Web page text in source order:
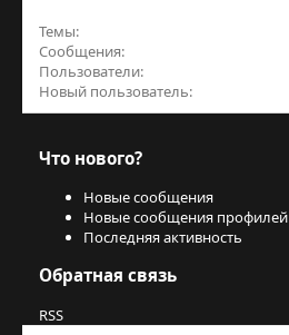
Темы
Сообщения
Пользователи
Новый пользователь
Что нового?
Новые сообщения
Новые сообщения профилей
Последняя активность
Обратная связь
RSS